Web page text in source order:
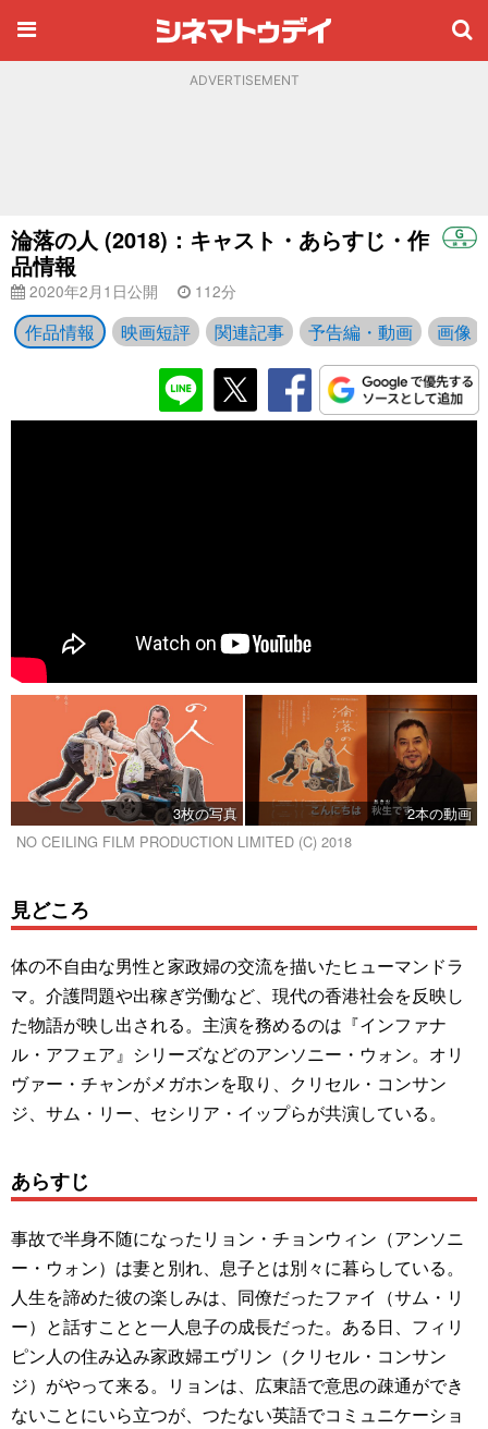
ADVERTISEMENT
淪落の人 (2018)：キャスト・あらすじ・作
品情報
2020年2月1日公開 112分
作品情報 映画短評 関連記事 予告編・動画 画像
3枚の写真
2本の動画
NO CEILING FILM PRODUCTION LIMITED (C) 2018
見どころ
体の不自由な男性と家政婦の交流を描いたヒューマンドラ
マ。介護問題や出稼ぎ労働など、現代の香港社会を反映し
た物語が映し出される。主演を務めるのは『インファナ
ル・アフェア』シリーズなどのアンソニー・ウォン。オリ
ヴァー・チャンがメガホンを取り、クリセル・コンサン
ジ、サム・リー、セシリア・イップらが共演している。
あらすじ
事故で半身不随になったリョン・チョンウィン（アンソニ
ー・ウォン）は妻と別れ、息子とは別々に暮らしている。
人生を諦めた彼の楽しみは、同僚だったファイ（サム・リ
ー）と話すことと一人息子の成長だった。ある日、フィリ
ピン人の住み込み家政婦エヴリン（クリセル・コンサン
ジ）がやって来る。リョンは、広東語で意思の疎通ができ
ないことにいら立つが、つたない英語でコミュニケーショ